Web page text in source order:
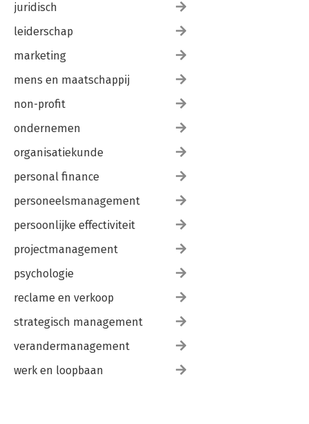
juridisch
leiderschap
marketing
mens en maatschappij
non-profit
ondernemen
organisatiekunde
personal finance
personeelsmanagement
persoonlijke effectiviteit
projectmanagement
psychologie
reclame en verkoop
strategisch management
verandermanagement
werk en loopbaan